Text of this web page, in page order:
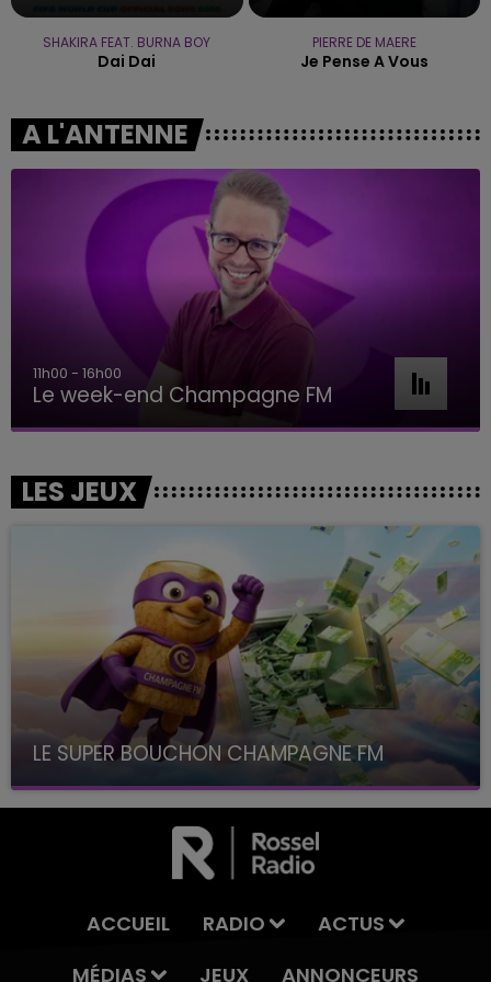
SHAKIRA FEAT. BURNA BOY
Dai Dai
PIERRE DE MAERE
Je Pense A Vous
A L'ANTENNE
11h00 - 16h00
Le week-end Champagne FM
LES JEUX
LE SUPER BOUCHON CHAMPAGNE FM
avec La Famille Champagne FM, à 8H10
ACCUEIL RADIO
ACTUS
MÉDIAS
JEUX ANNONCEURS